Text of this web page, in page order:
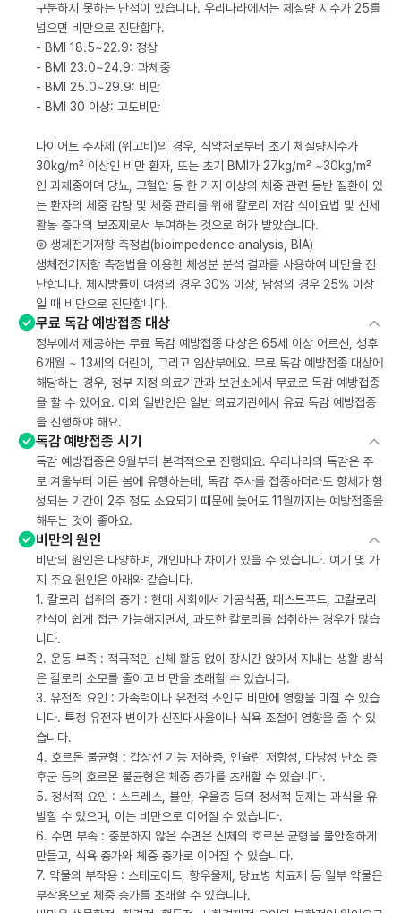
구분하지 못하는 단점이 있습니다. 우리나라에서는 체질량 지수가 25를
넘으면 비만으로 진단합다.
- BMI 18.5~22.9: 정상
- BMI 23.0~24.9: 과체중
- BMI 25.0~29.9: 비만
- BMI 30 이상: 고도비만
다이어트 주사제 (위고비)의 경우, 식약처로부터 초기 체질량지수가
30kg/m² 이상인 비만 환자, 또는 초기 BMI가 27kg/m² ~30kg/m²
인 과체중이며 당뇨, 고혈압 등 한 가지 이상의 체중 관련 동반 질환이 있
는 환자의 체중 감량 및 체중 관리를 위해 칼로리 저감 식이요법 및 신체
활동 증대의 보조제로서 투여하는 것으로 허가 받았습니다.
② 생체전기저항 측정법(bioimpedence analysis, BIA)
생체전기저항 측정법을 이용한 체성분 분석 결과를 사용하여 비만을 진
단합니다. 체지방률이 여성의 경우 30% 이상, 남성의 경우 25% 이상
일 때 비만으로 진단합니다.
무료 독감 예방접종 대상
정부에서 제공하는 무료 독감 예방접종 대상은 65세 이상 어르신, 생후
6개월 ~ 13세의 어린이, 그리고 임산부에요. 무료 독감 예방접종 대상에
해당하는 경우, 정부 지정 의료기관과 보건소에서 무료로 독감 예방접종
을 할 수 있어요. 이외 일반인은 일반 의료기관에서 유료 독감 예방접종
을 진행해야 해요.
독감 예방접종 시기
독감 예방접종은 9월부터 본격적으로 진행돼요. 우리나라의 독감은 주
로 겨울부터 이른 봄에 유행하는데, 독감 주사를 접종하더라도 항체가 형
성되는 기간이 2주 정도 소요되기 때문에 늦어도 11월까지는 예방접종을
해두는 것이 좋아요.
비만의 원인
비만의 원인은 다양하며, 개인마다 차이가 있을 수 있습니다. 여기 몇 가
지 주요 원인은 아래와 같습니다.
1. 칼로리 섭취의 증가 : 현대 사회에서 가공식품, 패스트푸드, 고칼로리
간식이 쉽게 접근 가능해지면서, 과도한 칼로리를 섭취하는 경우가 많습
니다.
2. 운동 부족 : 적극적인 신체 활동 없이 장시간 앉아서 지내는 생활 방식
은 칼로리 소모를 줄이고 비만을 초래할 수 있습니다.
3. 유전적 요인 : 가족력이나 유전적 소인도 비만에 영향을 미칠 수 있습
니다. 특정 유전자 변이가 신진대사율이나 식욕 조절에 영향을 줄 수 있
습니다.
4. 호르몬 불균형 : 갑상선 기능 저하증, 인슐린 저항성, 다낭성 난소 증
후군 등의 호르몬 불균형은 체중 증가를 초래할 수 있습니다.
5. 정서적 요인 : 스트레스, 불안, 우울증 등의 정서적 문제는 과식을 유
발할 수 있으며, 이는 비만으로 이어질 수 있습니다.
6. 수면 부족 : 충분하지 않은 수면은 신체의 호르몬 균형을 불안정하게
만들고, 식욕 증가와 체중 증가로 이어질 수 있습니다.
7. 약물의 부작용 : 스테로이드, 항우울제, 당뇨병 치료제 등 일부 약물은
부작용으로 체중 증가를 초래할 수 있습니다.